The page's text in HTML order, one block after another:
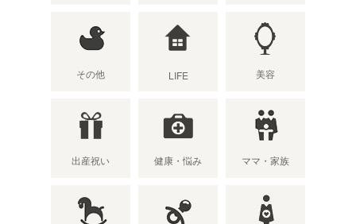
その他 LIFE 美容
出産祝い 健康・悩み ママ・家族